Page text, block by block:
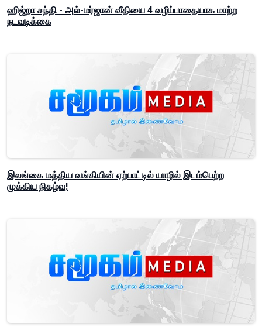
ஹிஜ்றா சந்தி - அல்-மர்ஜான் வீதியை 4 வழிப்பாதையாக மாற்ற
நடவடிக்கை
இலங்கை மத்திய வங்கியின் ஏற்பாட்டில் யாழில் இடம்பெற்ற
முக்கிய நிகழ்வு!